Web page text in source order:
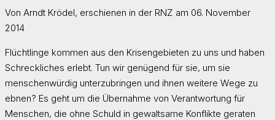
Von Arndt Krödel, erschienen in der RNZ am 06. November
2014
Flüchtlinge kommen aus den Krisengebieten zu uns und haben
Schreckliches erlebt. Tun wir genügend für sie, um sie
menschenwürdig unterzubringen und ihnen weitere Wege zu
ebnen? Es geht um die Übernahme von Verantwortung für
Menschen, die ohne Schuld in gewaltsame Konflikte geraten